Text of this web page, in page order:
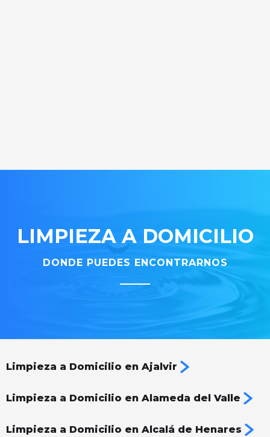
LIMPIEZA A DOMICILIO
DONDE PUEDES ENCONTRARNOS
Limpieza a Domicilio en Ajalvir
Limpieza a Domicilio en Alameda del Valle
Limpieza a Domicilio en Alcalá de Henares